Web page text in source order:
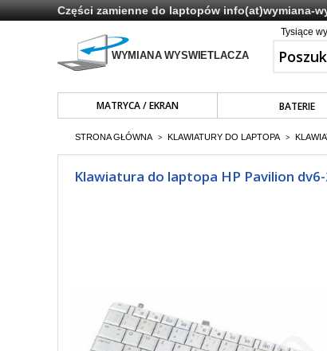
Części zamienne do laptopówinfo(at)wymiana-
Tysiące
MATRYCA / EKRAN BATERIE
STRONA GŁÓWNA > KLAWIATURY DO LAPTOPA >
Klawiatura do laptopa HP Pavilion